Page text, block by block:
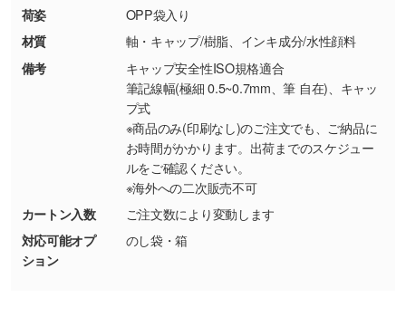
・持っているデータの背景が足りない／塗り足
しの作り方が分からない
印刷したいデータが印刷範囲よりも小さい場
合、シンプルな色・柄の背景であれば拡張が可
詳しく見る
・デザインにQRコードを入れたい／QRコード
を生成してほしい
URLをご指定いただければ、QRコードを生成
いたします。配置のご相談にも応じています。
→詳しく見る
荷姿
OPP袋入り
材質
軸・キャップ/樹脂、インキ成分/水性顔料
備考
キャップ安全性ISO規格適合
筆記線幅(極細 0.5~0.7mm、筆 自在)、キャッ
プ式
※商品のみ(印刷なし)のご注文でも、ご納品に
お時間がかかります。出荷までのスケジュー
ルをご確認ください。
※海外への二次販売不可
カートン入数
ご注文数により変動します
対応可能オプ
ション
のし袋・箱